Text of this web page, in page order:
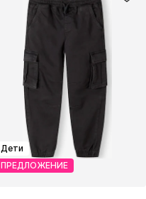
Дети
ПРЕДЛОЖЕНИЕ